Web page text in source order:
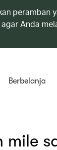
peramban
Anda
Berbelanja